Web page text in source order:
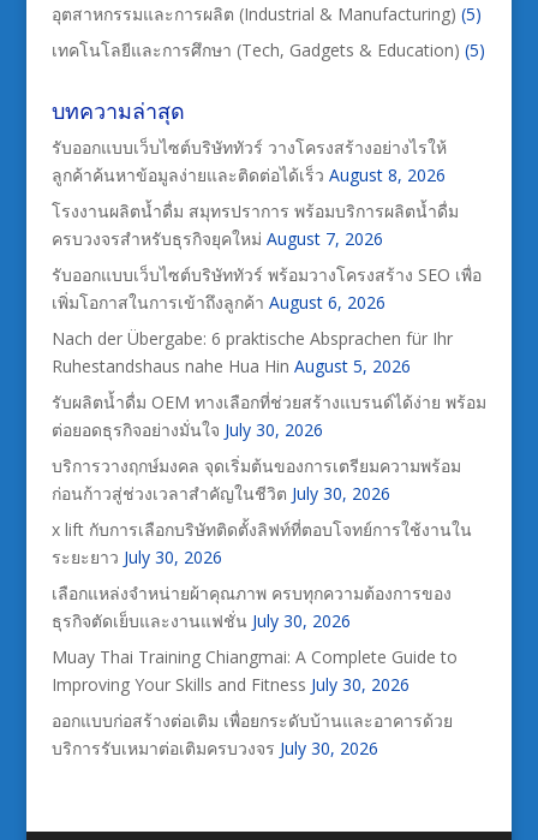
อุตสาหกรรมและการผลิต (Industrial & Manufacturing) (5)
เทคโนโลยีและการศึกษา (Tech, Gadgets & Education) (5)
บทความล่าสุด
รับออกแบบเว็บไซต์บริษัททัวร์ วางโครงสร้างอย่างไรให้
ลูกค้าค้นหาข้อมูลง่ายและติดต่อได้เร็ว August 8, 2026
โรงงานผลิตน้ำดื่ม สมุทรปราการ พร้อมบริการผลิตน้ำดื่ม
ครบวงจรสำหรับธุรกิจยุคใหม่ August 7, 2026
รับออกแบบเว็บไซต์บริษัททัวร์ พร้อมวางโครงสร้าง SEO เพื่อ
เพิ่มโอกาสในการเข้าถึงลูกค้า August 6, 2026
Nach der Übergabe: 6 praktische Absprachen für Ihr
Ruhestandshaus nahe Hua Hin August 5, 2026
รับผลิตน้ำดื่ม OEM ทางเลือกที่ช่วยสร้างแบรนด์ได้ง่าย พร้อม
ต่อยอดธุรกิจอย่างมั่นใจ July 30, 2026
บริการวางฤกษ์มงคล จุดเริ่มต้นของการเตรียมความพร้อม
ก่อนก้าวสู่ช่วงเวลาสำคัญในชีวิต July 30, 2026
x lift กับการเลือกบริษัทติดตั้งลิฟท์ที่ตอบโจทย์การใช้งานใน
ระยะยาว July 30, 2026
เลือกแหล่งจำหน่ายผ้าคุณภาพ ครบทุกความต้องการของ
ธุรกิจตัดเย็บและงานแฟชั่น July 30, 2026
Muay Thai Training Chiangmai: A Complete Guide to
Improving Your Skills and Fitness July 30, 2026
ออกแบบก่อสร้างต่อเติม เพื่อยกระดับบ้านและอาคารด้วย
บริการรับเหมาต่อเติมครบวงจร July 30, 2026